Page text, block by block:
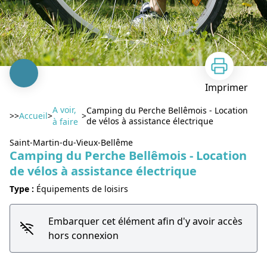
Voir l'image en plein écran
Imprimer
>>Accueil>
A voir,
à faire
>Camping du Perche Bellêmois - Location
de vélos à assistance électrique
Saint-Martin-du-Vieux-Bellême
Camping du Perche Bellêmois - Location
de vélos à assistance électrique
Type : Équipements de loisirs
Embarquer cet élément afin d'y avoir accès
hors connexion